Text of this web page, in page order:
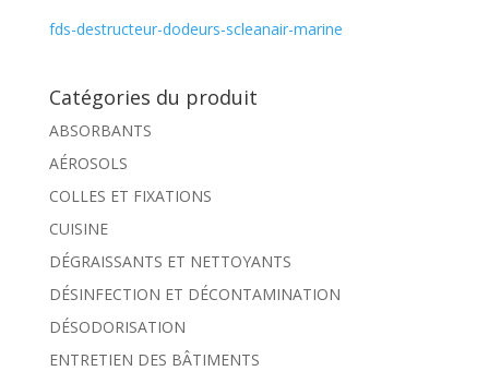
fds-destructeur-dodeurs-scleanair-marine
Catégories du produit
ABSORBANTS
AÉROSOLS
COLLES ET FIXATIONS
CUISINE
DÉGRAISSANTS ET NETTOYANTS
DÉSINFECTION ET DÉCONTAMINATION
DÉSODORISATION
ENTRETIEN DES BÂTIMENTS